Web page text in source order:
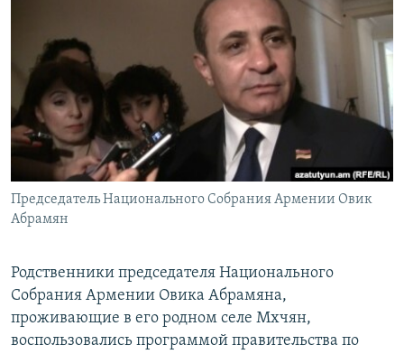
АРХИВ
Հայերեն
English
Русский
Все сайты Радио Азатутюн
Председатель Национального Собрания Армении Овик
Абрамян
Родственники председателя Национального
Собрания Армении Овика Абрамяна,
проживающие в его родном селе Мхчян,
воспользовались программой правительства по